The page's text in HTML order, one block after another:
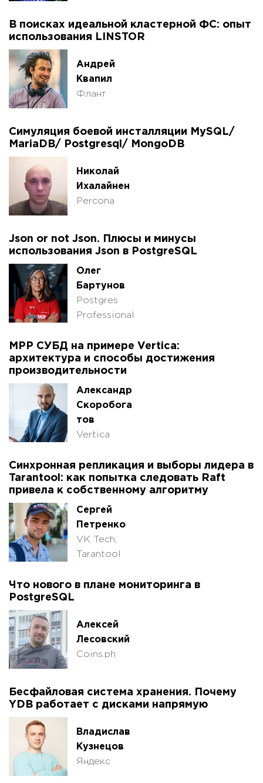
В поисках идеальной кластерной ФС: опыт
использования LINSTOR
Андрей
Квапил
Флант
Симуляция боевой инсталляции MySQL/
MariaDB/ Postgresql/ MongoDB
Николай
Ихалайнен
Percona
Json or not Json. Плюсы и минусы
использования Json в PostgreSQL
Олег
Бартунов
Postgres
Professional
MPP СУБД на примере Vertica:
архитектура и способы достижения
производительности
Александр
Скоробога
тов
Vertica
Синхронная репликация и выборы лидера в
Tarantool: как попытка следовать Raft
привела к собственному алгоритму
Сергей
Петренко
VK Tech,
Tarantool
Что нового в плане мониторинга в
PostgreSQL
Алексей
Лесовский
Coins.ph
Бесфайловая система хранения. Почему
YDB работает с дисками напрямую
Владислав
Кузнецов
Яндекс